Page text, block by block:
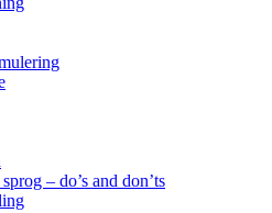
– do’s and don’ts